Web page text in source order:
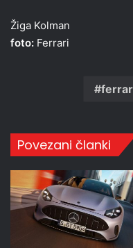
Žiga Kolman
foto: Ferrari
Povezani članki